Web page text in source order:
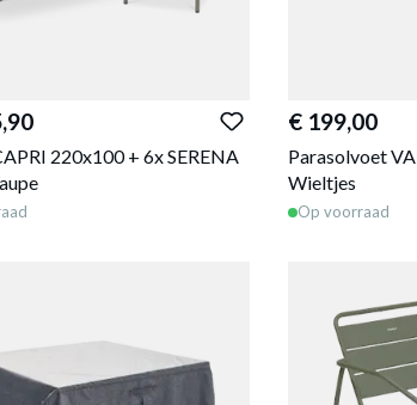
220x100 + 6x SERENA
€ 199,00
Parasolvoet
Wieltjes
Op voorraad